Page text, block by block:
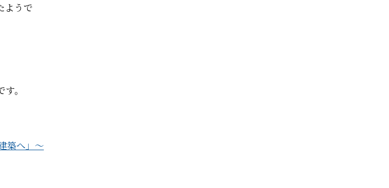
ようで
。
築へ」～